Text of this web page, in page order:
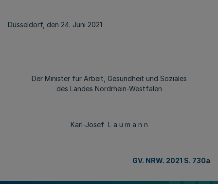
Düsseldorf, den 24. Juni 2021
Der Minister für Arbeit, Gesundheit und Soziales
des Landes Nordrhein-Westfalen
Karl-Josef L a u m a n n
GV. NRW. 2021 S. 730a